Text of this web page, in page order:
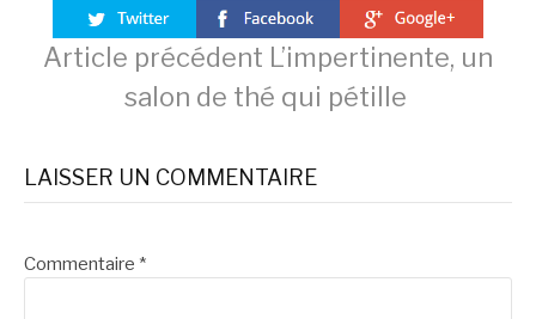
Lire
la
suite
Article précédent L’impertinente, un
salon de thé qui pétille
LAISSER UN COMMENTAIRE
Commentaire *